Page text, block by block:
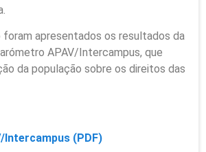
foram apresentados os resultados da
APAV/Intercampus, que
da população sobre os direitos das
Intercampus (PDF)